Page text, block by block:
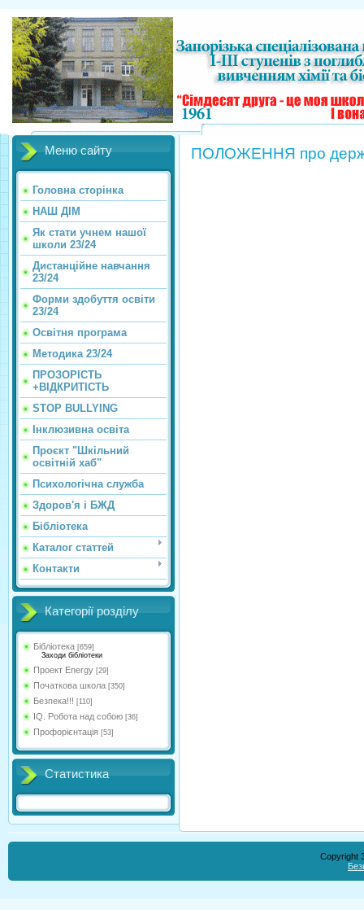
Меню сайту
Головна сторінка
НАШ ДІМ
Як стати учнем нашої
школи 23/24
Дистанційне навчання
23/24
Форми здобуття освіти
23/24
Освітня програма
Методика 23/24
ПРОЗОРІСТЬ
+ВІДКРИТІСТЬ
STOP BULLYING
Інклюзивна освіта
Проєкт "Шкільний
освітній хаб"
Психологічна служба
Здоров'я і БЖД
Бібліотека
Каталог статтей
Контакти
Категорії розділу
Бібліотека [659]
Заходи бібліотеки
Проект Energy [29]
Початкова школа [350]
Безпека!!! [110]
IQ. Робота над собою [36]
Профорієнтація [53]
Статистика
ПОЛОЖЕННЯ про
Copyright